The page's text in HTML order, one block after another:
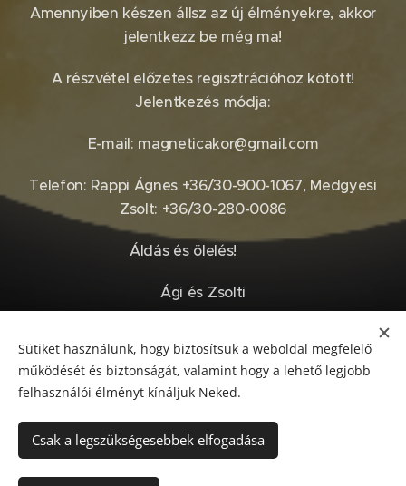
Amennyiben készen állsz az új élményekre, akkor
jelentkezz be még ma!
A részvétel előzetes regisztrációhoz kötött!
Jelentkezés módja:
E-mail: magneticakor@gmail.com
Telefon: Rappi Ágnes +36/30-900-1067, Medgyesi
Zsolt: +36/30-280-0086
Áldás és ölelés! 😍🫂
Ági és Zsolti
Share
© 2026 MAGNETICA KÖR
Sütiket használunk, hogy biztosítsuk a weboldal megfelelő
működését és biztonságát, valamint hogy a lehető legjobb
felhasználói élményt kínáljuk Neked.
Csak a legszükségesebbek elfogadása